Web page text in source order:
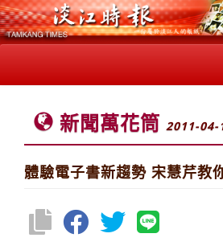
新聞萬花筒 2011-04-
體驗電子書新趨勢 宋慧芹教